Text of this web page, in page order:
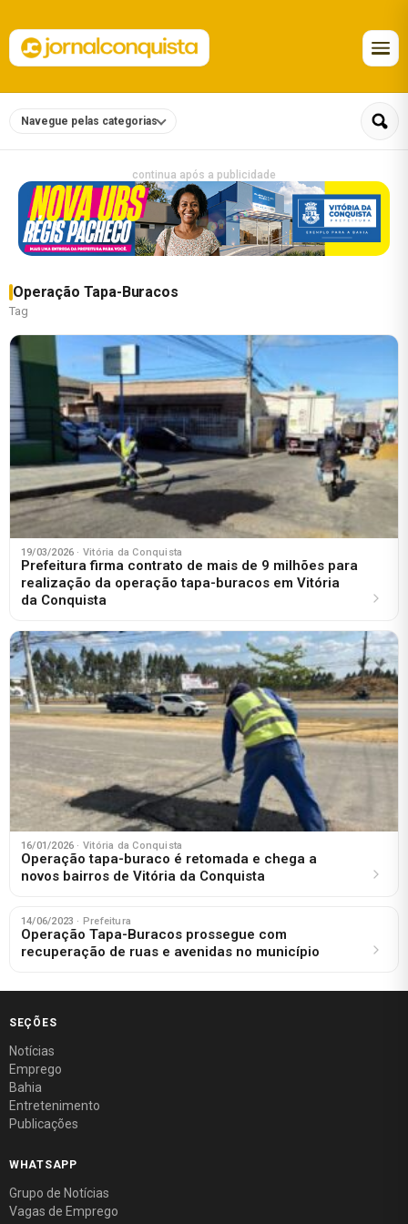
Navegue pelas categorias
continua após a publicidade
Operação Tapa-Buracos
Tag
19/03/2026 · Vitória da Conquista
Prefeitura firma contrato de mais de 9 milhões para
realização da operação tapa-buracos em Vitória
da Conquista
16/01/2026 · Vitória da Conquista
Operação tapa-buraco é retomada e chega a
novos bairros de Vitória da Conquista
14/06/2023 · Prefeitura
Operação Tapa-Buracos prossegue com
recuperação de ruas e avenidas no município
SEÇÕES
Notícias
Emprego
Bahia
Entretenimento
Publicações
WHATSAPP
Grupo de Notícias
Vagas de Emprego